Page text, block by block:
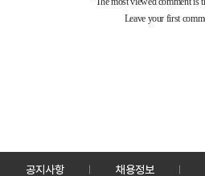
공지사항 채용정보